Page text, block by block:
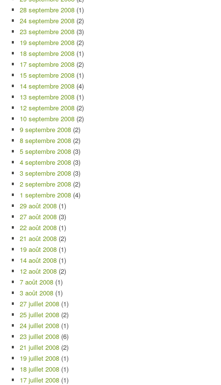
28 septembre 2008 (1)
24 septembre 2008 (2)
23 septembre 2008 (3)
19 septembre 2008 (2)
18 septembre 2008 (1)
17 septembre 2008 (2)
15 septembre 2008 (1)
14 septembre 2008 (4)
13 septembre 2008 (1)
12 septembre 2008 (2)
10 septembre 2008 (2)
9 septembre 2008 (2)
8 septembre 2008 (2)
5 septembre 2008 (3)
4 septembre 2008 (3)
3 septembre 2008 (3)
2 septembre 2008 (2)
1 septembre 2008 (4)
29 août 2008 (1)
27 août 2008 (3)
22 août 2008 (1)
21 août 2008 (2)
19 août 2008 (1)
14 août 2008 (1)
12 août 2008 (2)
7 août 2008 (1)
3 août 2008 (1)
27 juillet 2008 (1)
25 juillet 2008 (2)
24 juillet 2008 (1)
23 juillet 2008 (6)
21 juillet 2008 (2)
19 juillet 2008 (1)
18 juillet 2008 (1)
17 juillet 2008 (1)